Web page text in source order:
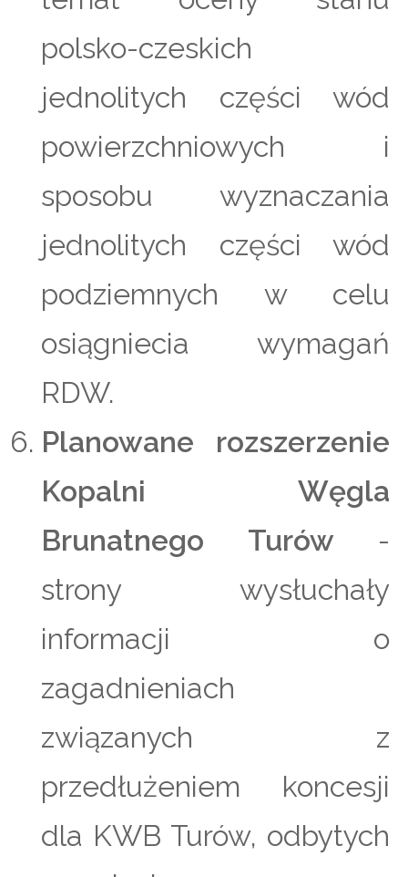
polsko-czeskich
jednolitych części wód
powierzchniowych i
sposobu wyznaczania
jednolitych części wód
podziemnych w celu
osiągniecia wymagań
RDW.
Planowane rozszerzenie
Kopalni Węgla
Brunatnego Turów -
strony wysłuchały
informacji o
zagadnieniach
związanych z
przedłużeniem koncesji
dla KWB Turów, odbytych